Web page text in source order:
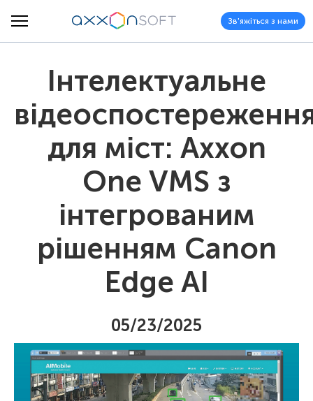
Зв'яжіться з нами
Інтелектуальне
для міст: Axxon
One VMS з
інтегрованим
рішенням Canon
Edge AI
05/23/2025